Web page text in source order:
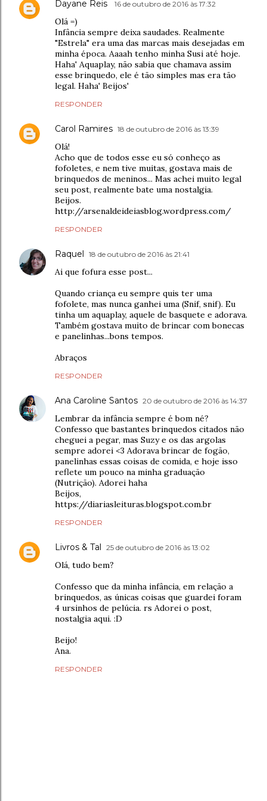
Dayane Reis 16 de outubro de 2016 às 17:32
Olá =)
Infância sempre deixa saudades. Realmente
"Estrela" era uma das marcas mais desejadas em
minha época. Aaaah tenho minha Susi até hoje.
Haha' Aquaplay, não sabia que chamava assim
esse brinquedo, ele é tão simples mas era tão
legal. Haha' Beijos'
RESPONDER
Carol Ramires 18 de outubro de 2016 às 13:39
Olá!
Acho que de todos esse eu só conheço as
fofoletes, e nem tive muitas, gostava mais de
brinquedos de meninos... Mas achei muito legal
seu post, realmente bate uma nostalgia.
Beijos.
http://arsenaldeideiasblog.wordpress.com/
RESPONDER
Raquel 18 de outubro de 2016 às 21:41
Ai que fofura esse post...
Quando criança eu sempre quis ter uma
fofolete, mas nunca ganhei uma (Snif, snif). Eu
tinha um aquaplay, aquele de basquete e adorava.
Também gostava muito de brincar com bonecas
e panelinhas...bons tempos.
Abraços
RESPONDER
Ana Caroline Santos 20 de outubro de 2016 às 14:37
Lembrar da infância sempre é bom né?
Confesso que bastantes brinquedos citados não
cheguei a pegar, mas Suzy e os das argolas
sempre adorei <3 Adorava brincar de fogão,
panelinhas essas coisas de comida, e hoje isso
reflete um pouco na minha graduação
(Nutrição). Adorei haha
Beijos,
https://diariasleituras.blogspot.com.br
RESPONDER
Livros & Tal 25 de outubro de 2016 às 13:02
Olá, tudo bem?
Confesso que da minha infância, em relação a
brinquedos, as únicas coisas que guardei foram
4 ursinhos de pelúcia. rs Adorei o post,
nostalgia aqui. :D
Beijo!
Ana.
RESPONDER